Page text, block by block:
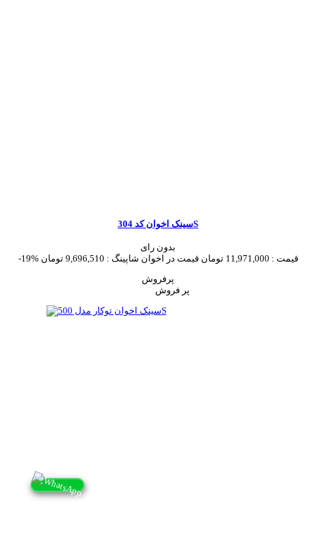
سینک اخوان کد 304S
بدون رای
-19%
قیمت : 11,971,000 تومان قیمت در اخوان شاپینگ : 9,696,510 تومان
پرفروش